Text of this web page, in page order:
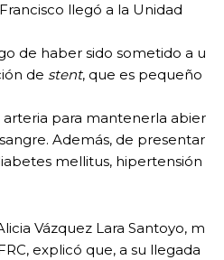
llegó a la Unidad
de haber sido sometido a u
de stent, que es pequeño
para mantenerla abier
Además, de presentar
mellitus, hipertensión
Vázquez Lara Santoyo, m
explicó que, a su llegada